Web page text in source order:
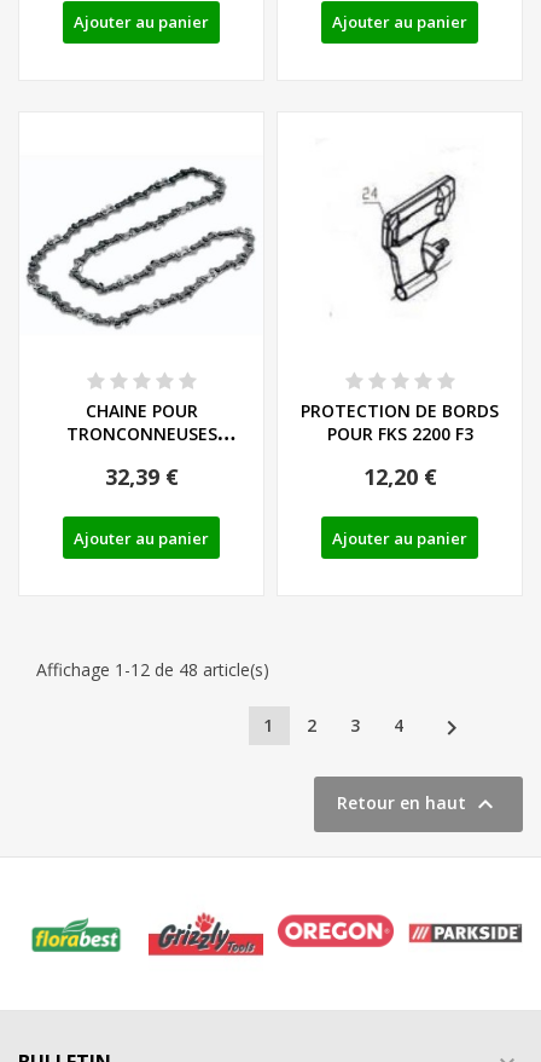
Ajouter au panier Ajouter au panier
CHAINE POUR
TRONCONNEUSES
ET...
32,39 €
Ajouter au panier
PROTECTION DE BORDS
POUR FKS 2200 F3
12,20 €
Ajouter au panier
Affichage 1-12 de 48 article(s)
1 2 3 4 
Retour en haut 